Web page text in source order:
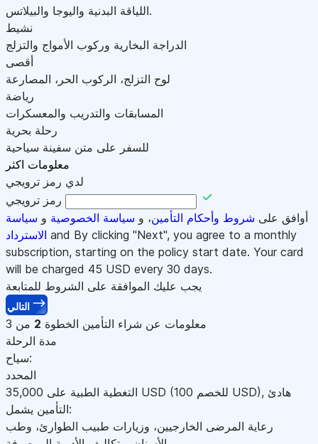
اللياقة البدنية واليوجا والبيلاتس.
نشيط
الدراجة البخارية وركوب الأمواج والتزلج
أقصى
لوح التزلج، الركوب الحر، المصارعة
رياضة
المسابقات والتدريب والمعسكرات
رحلة بحرية
للسفر على متن سفينة سياحية
معلومات اكثر
لدي رمز ترويجي
رمز ترويجي
أوافق على شروط وأحكام التأمين، و سياسة الخصوصية و سياسة
الاسترداد and By clicking "Next", you agree to a monthly
subscription, starting on the policy start date. Your card
will be charged 45 USD every 30 days.
يجب عليك الموافقة على الشروط للمتابعة
التالي
معلومات عن شراء التأمين الخطوة 2 من 3
مدة الرحلة
سياح:
المحدد
التغطية الطبية على 35,000 USD USD), هادئ
التأمين يشمل:
رعاية المرضى الخارجيين، وزيارات طبيب الطوارئ، وطب